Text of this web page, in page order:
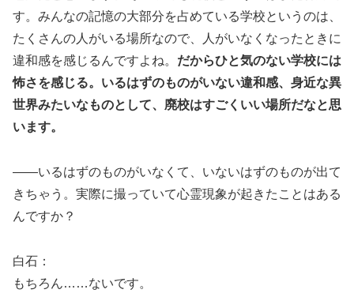
す。みんなの記憶の大部分を占めている学校というのは、
たくさんの人がいる場所なので、人がいなくなったときに
違和感を感じるんですよね。 だからひと気のない学校には
怖さを感じる。いるはずのものがいない違和感、身近な異
世界みたいなものとして、廃校はすごくいい場所だなと思
います。
――いるはずのものがいなくて、いないはずのものが出て
きちゃう。実際に撮っていて心霊現象が起きたことはある
んですか？
白石：
もちろん……ないです。